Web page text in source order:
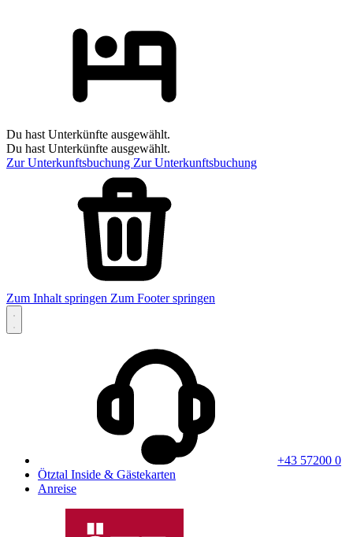
Du hast Unterkünfte ausgewählt.
Du hast Unterkünfte ausgewählt.
Zur Unterkunftsbuchung Zur Unterkunftsbuchung
Zum Inhalt springen Zum Footer springen
+43 57200 0
Ötztal Inside & Gästekarten
Anreise